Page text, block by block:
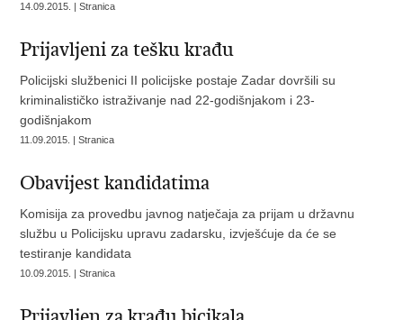
14.09.2015. | Stranica
Prijavljeni za tešku krađu
Policijski službenici II policijske postaje Zadar dovršili su
kriminalističko istraživanje nad 22-godišnjakom i 23-
godišnjakom
11.09.2015. | Stranica
Obavijest kandidatima
Komisija za provedbu javnog natječaja za prijam u državnu
službu u Policijsku upravu zadarsku, izvješćuje da će se
testiranje kandidata
10.09.2015. | Stranica